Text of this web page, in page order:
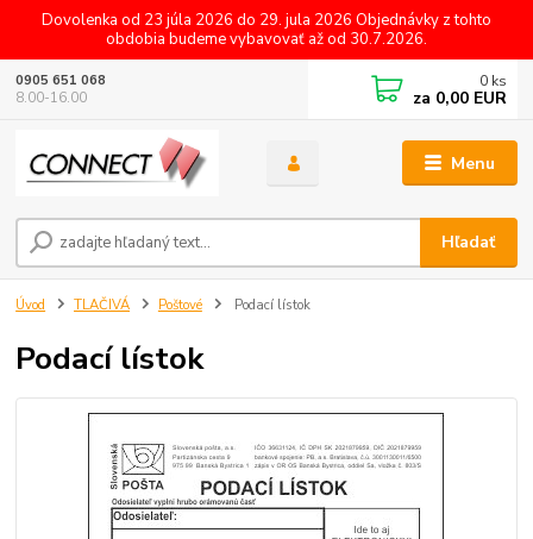
Dovolenka od 23 júla 2026 do 29. jula 2026 Objednávky z tohto
obdobia budeme vybavovať až od 30.7.2026.
Menu
Hľadať
0905 651 068
8.00-16.00
0 ks
za 0,00 EUR
Úvod TLAČIVÁ Poštové Podací lístok
Podací lístok